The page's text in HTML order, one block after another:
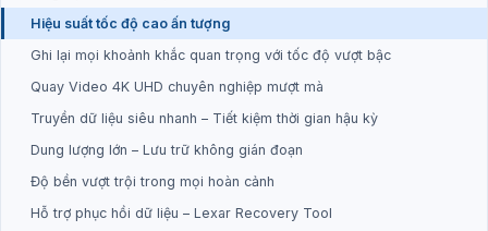
Hiệu suất tốc độ cao ấn tượng
Ghi lại mọi khoảnh khắc quan trọng với tốc độ vượt bậc
Quay Video 4K UHD chuyên nghiệp mượt mà
Truyền dữ liệu siêu nhanh – Tiết kiệm thời gian hậu kỳ
Dung lượng lớn – Lưu trữ không gián đoạn
Độ bền vượt trội trong mọi hoàn cảnh
Hỗ trợ phục hồi dữ liệu – Lexar Recovery Tool